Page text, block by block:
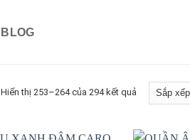
BLOG
Hiển thị 253–264 của 294 kết quả